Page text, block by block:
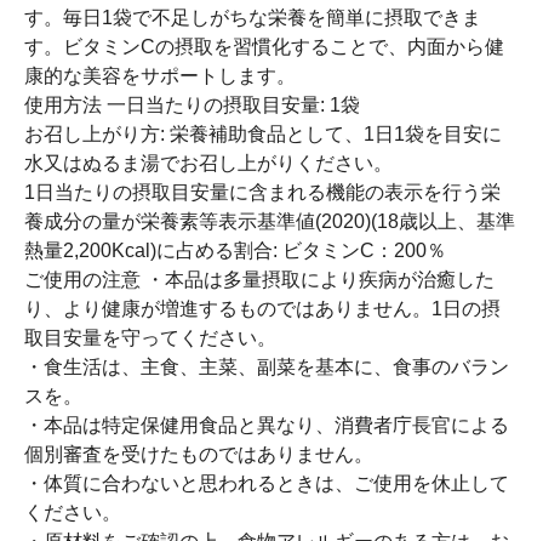
す。毎日1袋で不足しがちな栄養を簡単に摂取できま
す。ビタミンCの摂取を習慣化することで、内面から健
康的な美容をサポートします。
使用方法 一日当たりの摂取目安量: 1袋
お召し上がり方: 栄養補助食品として、1日1袋を目安に
水又はぬるま湯でお召し上がりください。
1日当たりの摂取目安量に含まれる機能の表示を行う栄
養成分の量が栄養素等表示基準値(2020)(18歳以上、基準
熱量2,200Kcal)に占める割合: ビタミンC：200％
ご使用の注意 ・本品は多量摂取により疾病が治癒した
り、より健康が増進するものではありません。1日の摂
取目安量を守ってください。
・食生活は、主食、主菜、副菜を基本に、食事のバラン
スを。
・本品は特定保健用食品と異なり、消費者庁長官による
個別審査を受けたものではありません。
・体質に合わないと思われるときは、ご使用を休止して
ください。